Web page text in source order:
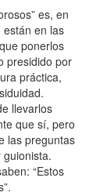
es, en
están en las
ponerlos
presidido por
práctica,
llevarlos
que sí, pero
las preguntas
“Estos